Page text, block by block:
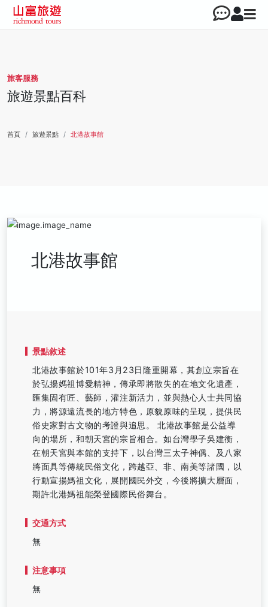
旅客服務
旅遊景點百科
首頁 旅遊景點 北港故事館
北港故事館
景點敘述
北港故事館於101年3月23日隆重開幕，其創立宗旨在
於弘揚媽祖博愛精神，傳承即將散失的在地文化遺產，
匯集固有匠、藝師，灌注新活力，並與熱心人士共同協
力，將源遠流長的地方特色，原貌原味的呈現，提供民
俗史家對古文物的考證與追思。 北港故事館是公益導
向的場所，和朝天宮的宗旨相合。如台灣學子吳建衡，
在朝天宮與本館的支持下，以台灣三太子神偶、及八家
將面具等傳統民俗文化，跨越亞、非、南美等諸國，以
行動宣揚媽祖文化，展開國民外交，今後將擴大層面，
期許北港媽祖能榮登國際民俗舞台。
交通方式
無
注意事項
無